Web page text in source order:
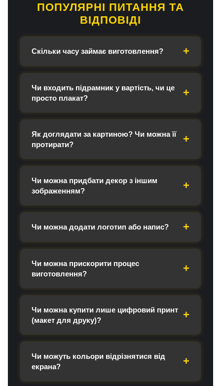
ПОПУЛЯРНІ ПИТАННЯ ТА
ВІДПОВІДІ
Скільки часу займає виготовлення?
Чи входить підрамник у вартість, чи це
просто плакат?
Як доглядати за картиною? Чи можна її
протирати?
Чи можна придбати декор з іншим
зображенням?
Чи можна додати логотип або напис?
Чи можна прискорити процес
виготовлення?
Чи можна купити лише цифровий принт
(макет для друку)?
Чи можуть кольори відрізнятися від
екрана?